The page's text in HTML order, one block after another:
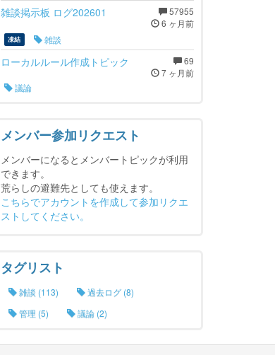
57955
6 ヶ月前
雑談掲示板 ログ202601
凍結
雑談
69
7 ヶ月前
ローカルルール作成トピック
議論
メンバー参加リクエスト
メンバーになるとメンバートピックが利用
できます。
荒らしの避難先としても使えます。
こちらでアカウントを作成して参加リクエ
ストしてください。
タグリスト
雑談 (113)
過去ログ (8)
管理 (5)
議論 (2)